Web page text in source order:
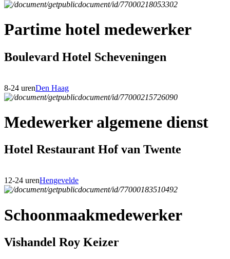
Partime hotel medewerker
Boulevard Hotel Scheveningen
8-24 urenDen Haag
Medewerker algemene dienst
Hotel Restaurant Hof van Twente
12-24 urenHengevelde
Schoonmaakmedewerker
Vishandel Roy Keizer